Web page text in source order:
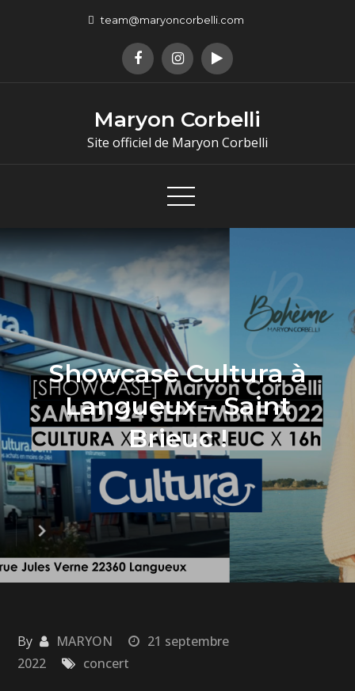
team@maryoncorbelli.com
Maryon Corbelli
Site officiel de Maryon Corbelli
Showcase Cultura à
Langueux – Saint
Brieuc !
By MARYON
21 septembre
2022
concert